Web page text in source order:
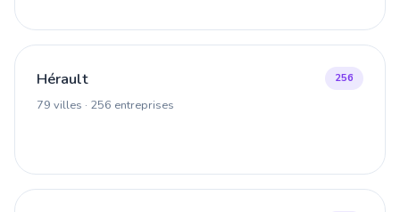
Hérault
79 villes · 256 entreprises
256